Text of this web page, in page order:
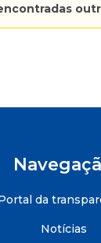
da
Notícias